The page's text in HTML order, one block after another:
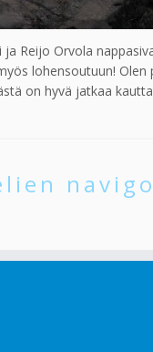
Reijo Orvola
lohensoutuun!
on hyvä jatkaa